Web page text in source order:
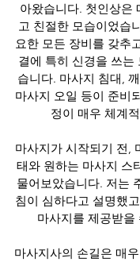
아왔습니다. 첫인상은
고 친절한 모습이었습
요한 모든 장비를 갖추
결에 특히 신경을 쓰는
습니다. 마사지 침대,
마사지 오일 등이 준비
정이 매우 체계
마사지가 시작되기 전,
태와 원하는 마사지 스
물어보았습니다. 저는
침이 심하다고 설명했
마사지를 제공받을
마사지사의 손길은 매